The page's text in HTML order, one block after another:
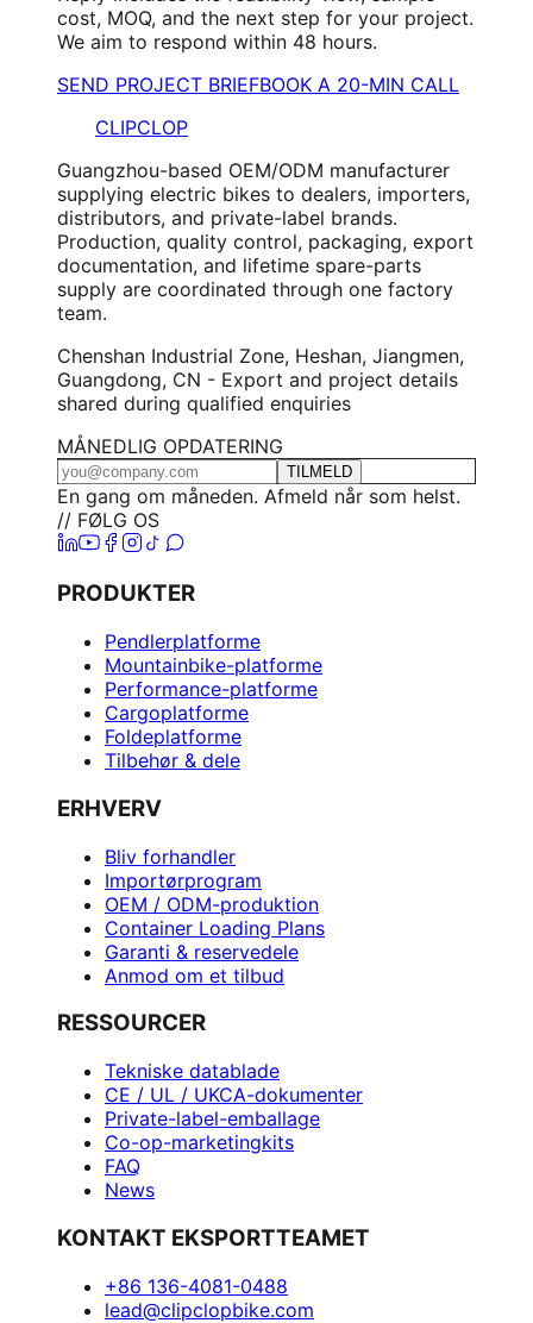
cost, MOQ, and the next step for your project.
We aim to respond within 48 hours.
SEND PROJECT BRIEFBOOK A 20-MIN CALL
CLIPCLOP
Guangzhou-based OEM/ODM manufacturer
supplying electric bikes to dealers, importers,
distributors, and private-label brands.
Production, quality control, packaging, export
documentation, and lifetime spare-parts
supply are coordinated through one factory
team.
Chenshan Industrial Zone, Heshan, Jiangmen,
Guangdong, CN - Export and project details
shared during qualified enquiries
MÅNEDLIG OPDATERING
TILMELD
En gang om måneden. Afmeld når som helst.
// FØLG OS
PRODUKTER
Pendlerplatforme
Mountainbike-platforme
Performance-platforme
Cargoplatforme
Foldeplatforme
Tilbehør & dele
ERHVERV
Bliv forhandler
Importørprogram
OEM / ODM-produktion
Container Loading Plans
Garanti & reservedele
Anmod om et tilbud
RESSOURCER
Tekniske datablade
CE / UL / UKCA-dokumenter
Private-label-emballage
Co-op-marketingkits
FAQ
News
KONTAKT EKSPORTTEAMET
+86 136-4081-0488
lead@clipclopbike.com